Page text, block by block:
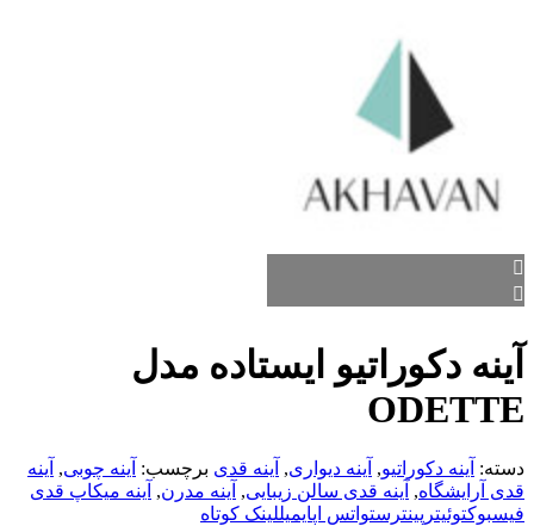
آینه دکوراتیو ایستاده مدل
ODETTE
دسته: آینه دکوراتیو, آینه دیواری, آینه قدی برچسب: آینه چوبی, آینه
قدی آرایشگاه, آینه قدی سالن زیبایی, آینه مدرن, آینه میکاپ قدی
فیسبوکتوئیتر پینترستواتس اپایمیللینک کوتاه